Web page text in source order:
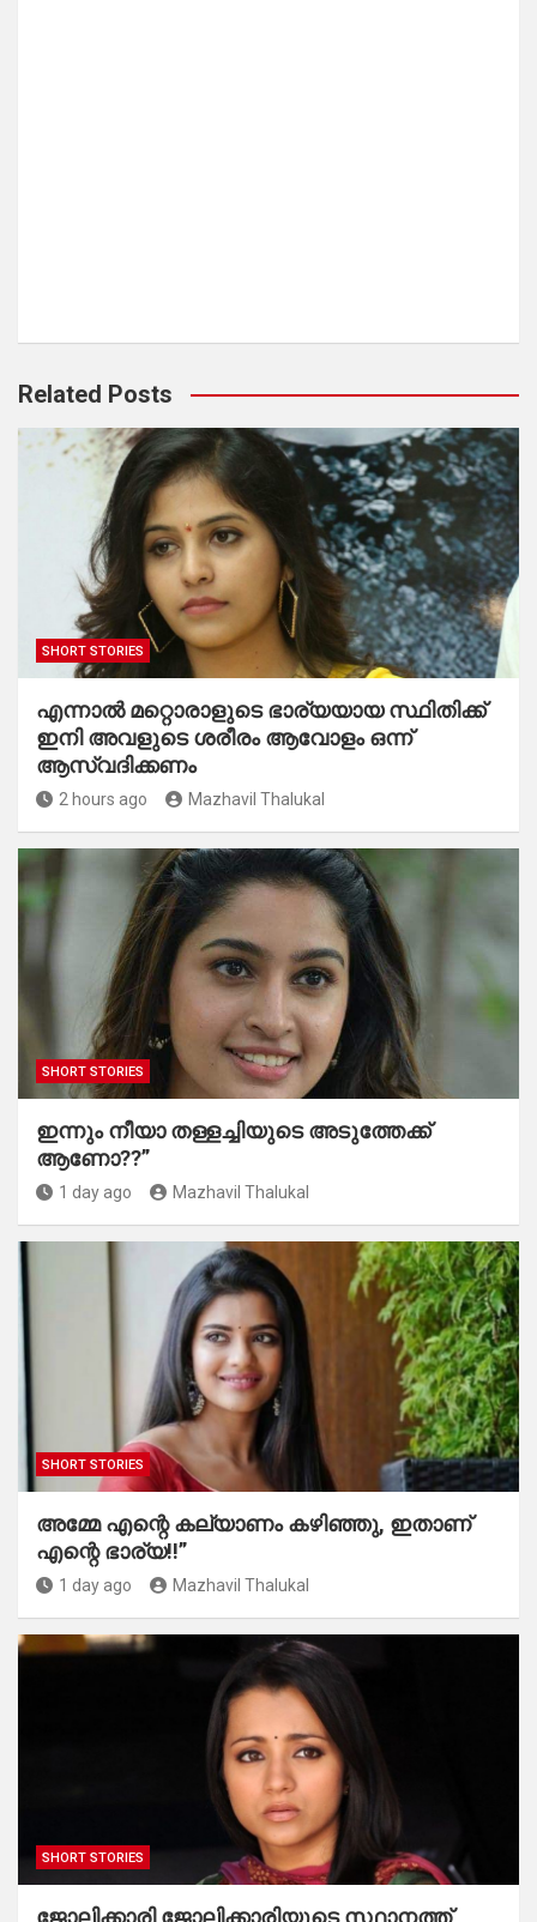
Related Posts
SHORT STORIES
എന്നാൽ മറ്റൊരാളുടെ ഭാര്യയായ സ്ഥിതിക്ക്
ഇനി അവളുടെ ശരീരം ആവോളം ഒന്ന്
ആസ്വദിക്കണം
2 hours ago Mazhavil Thalukal
SHORT STORIES
ഇന്നും നീയാ തള്ളച്ചിയുടെ അടുത്തേക്ക്
ആണോ??”
1 day ago Mazhavil Thalukal
SHORT STORIES
അമ്മേ എന്റെ കല്യാണം കഴിഞ്ഞു, ഇതാണ്
എന്റെ ഭാര്യ!!”
1 day ago Mazhavil Thalukal
SHORT STORIES